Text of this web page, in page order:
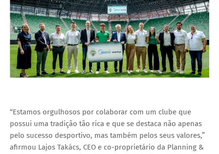
“Estamos orgulhosos por colaborar com um clube que
possui uma tradição tão rica e que se destaca não apenas
pelo sucesso desportivo, mas também pelos seus valores,”
afirmou Lajos Takács, CEO e co-proprietário da Planning &